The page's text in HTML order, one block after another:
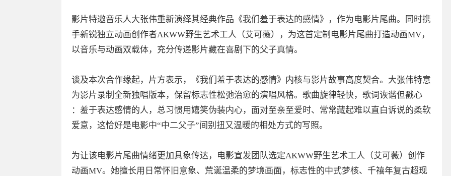
影片特邀音乐人大张伟重新演绎其经典作品《我们羞于表达的感情》，作为电影片尾曲。同时携
手新锐独立动画创作者AKWW野生艺术工人（艾可薇），为这首定制电影片尾曲打造动画MV，
以音乐与动画双载体，充分传递影片藏在喜剧下的父子真情。
谈及本次合作缘起，片方表示，《我们羞于表达的感情》内核与影片故事高度契合。大张伟特意
为影片录制全新独唱版本，保留标志性松弛治愈的演唱风格。歌曲旋律轻快，歌词诙谐但戳心
：羞于表达感情的人，总习惯用嬉笑伪装内心，面对至亲至爱时、常常藏起难以直白诉说的柔软
爱意，这恰好是电影中“中二父子”间别扭又温暖的相处方式的写照。
为让该电影片尾曲情绪更加具象传达，电影宣发团队选定AKWW野生艺术工人（艾可薇）创作
动画MV。她擅长用日常怀旧意象、荒诞温柔的梦境画面，标志性的中式梦核、千禧年复古超现